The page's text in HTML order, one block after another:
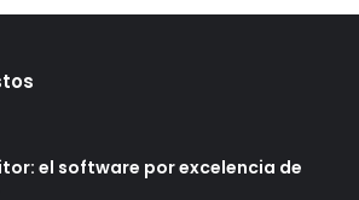
el software por excelencia de